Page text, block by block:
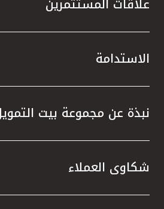
الاستدامة
نبذة عن مجموعة بيت
شكاوى العملاء